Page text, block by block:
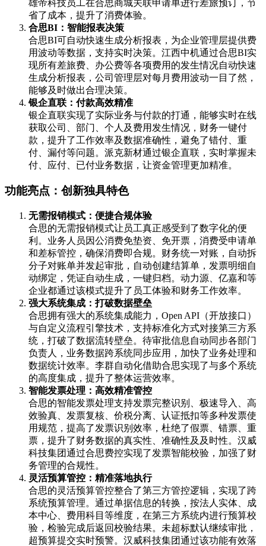
雄帝科技员工在合思商城关联申请单进行差旅预订，节
省了成本，提升了消费体验。
合思BI：智能报表决策
合思BI可自动快速生成分析报表，为企业管理层提供费
用波动等数据，支持实时决策。江西中机通过合思BI实
现所有差旅费、办公费等各项费用的发生情况自动快速
生成分析报表，公司管理层对每月费用波动一目了然，
能够及时做出合理决策。
银企直联：付款高效精准
银企直联实现了实际业务与付款的打通，能够实时在线
获取公司、部门、个人及费用发生情况，财务一键付
款，提升了工作效率及数据准确性，避免了错付、重
付、漏付等问题。派克新材通过银企直联，实时掌握未
付、应付、已付业务数据，让资金管理更加精准。
功能亮点：创新独具特色
无需报销模式：便捷合规体验
合思的无需报销模式让员工真正感受到了数字化的便
利。业务人员因公消费免垫资、免开票，消费受申请单
和差标管控，确保消费即合规。财务统一对账，自动拆
分子对账单并发起审批，自动创建结算单，发票明细自
动绑定，凭证自动生成，一键归档。动力源、亿嘉和等
企业都通过该模式提升了员工体验和财务工作效率。
强大系统集成：打破数据壁垒
合思拥有强大的系统集成能力，Open API（开放接口）
与自定义流程引擎技术，支持标准化方式对接第三方系
统，打破了数据流转壁垒。待审批信息自动同步各部门
负责人，业务数据跨系统同步应用，加快了业务处理和
数据统计效率。李群自动化借助合思实现了与多个系统
的高度集成，提升了整体运营效率。
智能发票处理：高效精准管控
合思的智能发票处理支持发票完整识别、极速导入、高
效验真、发票复核、价税分离、认证抵扣等多种发票使
用规范，提高了发票识别效率，杜绝了假票、错票、重
票，提升了财务数据的真实性、准确性及及时性。汉威
科技集团通过合思费控实现了发票智能校验，加强了财
务管理的合规性。
灵活预算管控：精准落地执行
合思的灵活预算管控整合了第三方管控逻辑，实现了跨
系统预算管理。通过单据信息的转换，按法人实体、成
本中心、费用科目等维度，在第三方系统内进行预算校
验，检验完成后返回校验结果。未超标默认继续审批，
超预算提交实时预警。汉威科技集团通过该功能有效落